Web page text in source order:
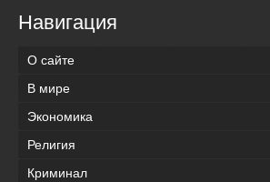
Навигация
О сайте
В мире
Экономика
Религия
Криминал